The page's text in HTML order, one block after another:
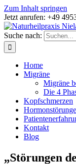
Zum Inhalt springen
Jetzt anrufen: +49
Suche nach:
Home
Migräne
Migräne
Die 4
Kopfschmerzen
Kontakt
Blog
„Störungen